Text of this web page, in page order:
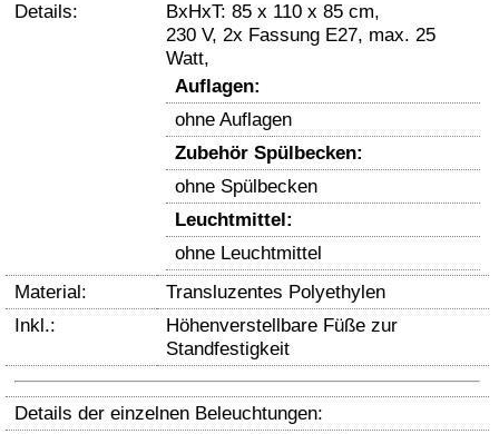
Details:
BxHxT: 85 x 110 x 85 cm,
230 V, 2x Fassung E27, max. 25
Watt,
Auflagen:
ohne Auflagen
Zubehör Spülbecken:
ohne Spülbecken
Leuchtmittel:
ohne Leuchtmittel
Material:
Transluzentes Polyethylen
Inkl.:
Höhenverstellbare Füße zur
Standfestigkeit
Details der einzelnen Beleuchtungen: